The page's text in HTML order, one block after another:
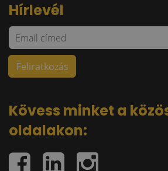
Hírlevél
Kövess minket a
oldalakon: